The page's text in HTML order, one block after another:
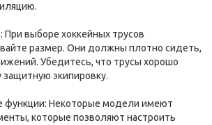
При выборе хоккейных трусов
размер. Они должны плотно сидеть,
Убедитесь, что трусы хорошо
экипировку.
функции: Некоторые модели имеют
которые позволяют настроить